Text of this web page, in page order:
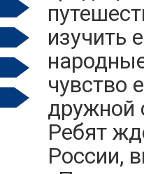
изучить
чувство
дружной
Ребят
России,